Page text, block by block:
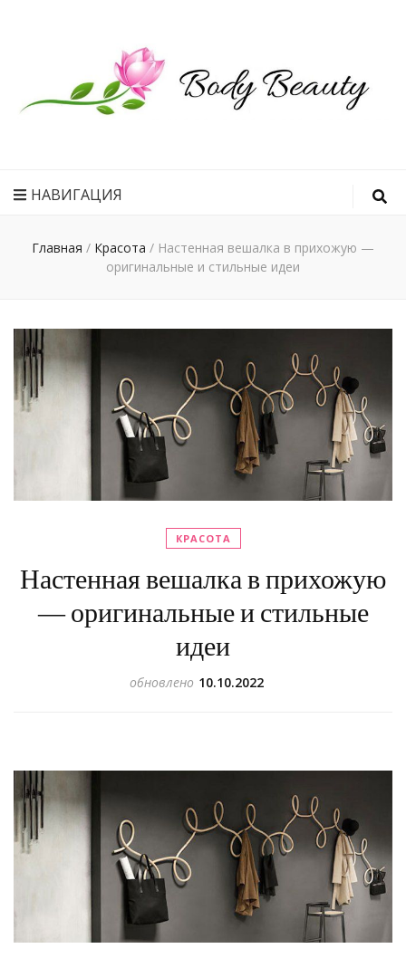
идеального
тела
НАВИГАЦИЯ
Главная / Красота / Настенная вешалка в прихожую —
оригинальные и стильные идеи
КРАСОТА
Настенная вешалка в прихожую
— оригинальные и стильные
идеи
обновлено 10.10.2022